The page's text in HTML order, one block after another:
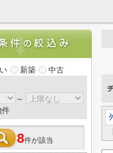
新築
中古
～
件
8件が該当